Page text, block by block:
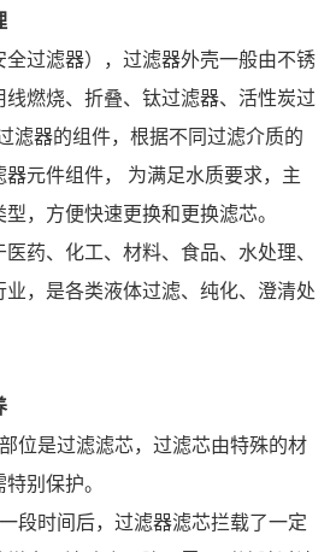
过滤器），过滤器外壳一般由不锈
燃烧、折叠、钛过滤器、活性炭过
滤器的组件，根据不同过滤介质的
元件组件， 为满足水质要求，主
，方便快速更换和更换滤芯。
药、化工、材料、食品、水处理、
，是各类液体过滤、纯化、澄清处
位是过滤滤芯，过滤芯由特殊的材
别保护。
段时间后，过滤器滤芯拦载了一定